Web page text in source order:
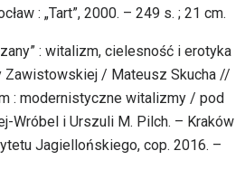
: „Tart”, 2000. – 249 s. ; 21 cm.
: witalizm, cielesność i erotyka
/ Mateusz Skucha //
: modernistyczne witalizmy / pod
Wróbel i Urszuli M. Pilch. – Kraków
Jagiellońskiego, cop. 2016. –